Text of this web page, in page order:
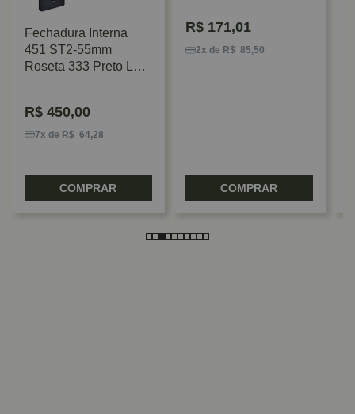
Fechadura Interna
451 ST2-55mm
Roseta 333 Preto La
R$ 450,00
7x de R$ 64,28
COMPRAR
R$ 171,01
2x de R$ 85,50
COMPRAR